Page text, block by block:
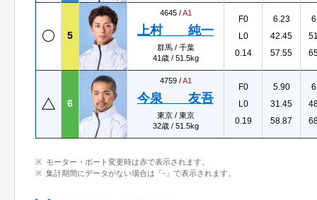
5
4645 /A1
上村 純一
群馬 / 千葉
41歳 / 51.5kg
F0
L0
0.14
6.23
42.45
57.55
6
4759 /A1
今泉 友吾
東京 / 東京
32歳 / 51.5kg
F0
L0
0.19
5.90
31.45
58.87
モーター・ボート変更時は赤で表示されます。
集計期間にデータがない場合は「-」で表示されます。